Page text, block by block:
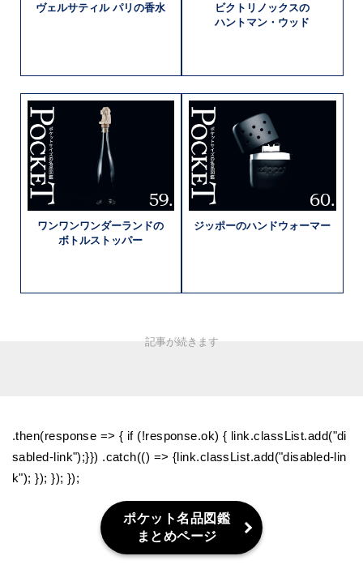
ヴェルサティルパリの香水
ビクトリノックスの
ハントマン・ ウッド
ワンワンワンダーランドの
ボトルストッパー
ジッポーのハンドウォーマー
.then(response => { if (!response.ok) { link.classList.add("di
sabled-link");}}) .catch(() => {link.classList.add("disabled-lin
k"); }); }); });
ポケット名品図鑑
まとめページ